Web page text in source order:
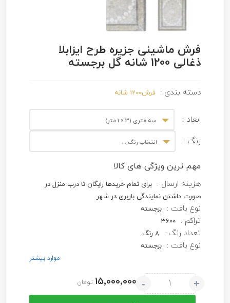
فرش ماشینی جزیره طرح ایزابلا
ذغالی 1200 شانه گل برجسته
دسته بندی : فرش1200 شانه
ابعاد : سه متری (3 × 1 متر)
رنگ : انتخاب رنگ ...
مهم ترین ویژگی های کالا
هزینه ارسال :
برای تمام خریدها رایگان تا درب منزل در
صورت داشتن نمایندگی باربری در شهر
نوع بافت : برجسته
تراکم : 3600
تعداد رنگ : 8 رنگ
نوع بافت : برجسته
موارد بیشتر
+
- 15٬000٬000 تومان